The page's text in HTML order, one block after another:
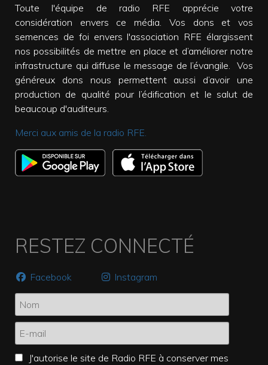
Toute l'équipe de radio RFE apprécie votre
considération envers ce média. Vos dons et vos
semences de foi envers l'association RFE élargissent
nos possibilités de mettre en place et d’améliorer notre
infrastructure qui diffuse le message de l’évangile. Vos
généreux dons nous permettent aussi d’avoir une
production de qualité pour l’édification et le salut de
beaucoup d'auditeurs.
Merci aux amis de la radio RFE.
RESTEZ CONNECTÉ
Facebook Instagram
J'autorise le site de Radio RFE à conserver mes